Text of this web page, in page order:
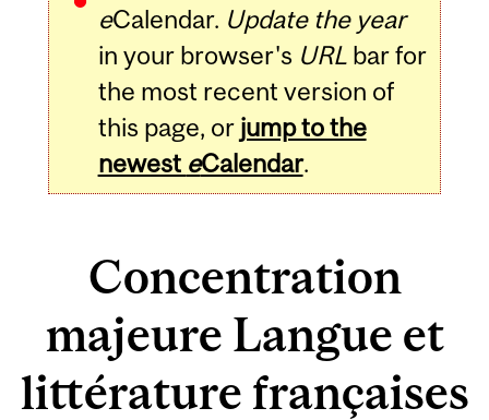
eCalendar. Update the year
in your browser's URLbar for
the most recent version of
this page, or jump to the
newest eCalendar.
Concentration
majeure Langue et
littérature françaises